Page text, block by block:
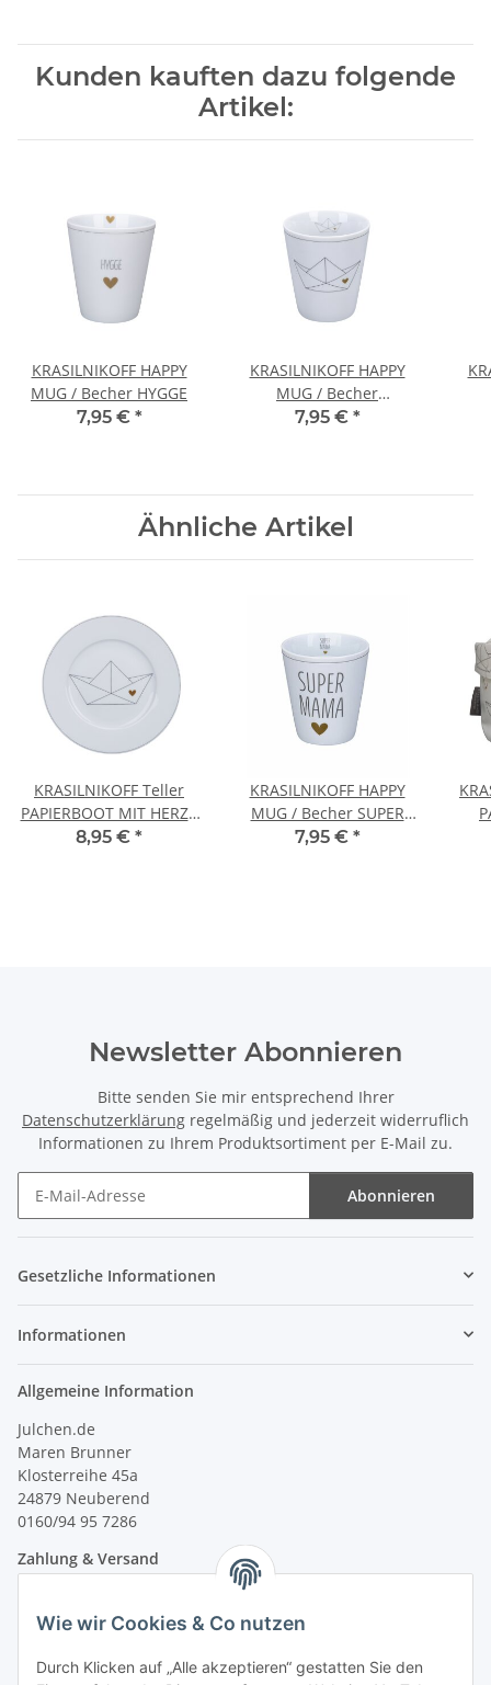
Wie wir Cookies & Co nutzen
Durch Klicken auf „Alle akzeptieren“ gestatten Sie den
Kunden kauften dazu folgende
Artikel:
KRASILNIKOFF HAPPY
MUG / Becher HYGGE
7,95 € *
KRASILNIKOFF HAPPY
MUG / Becher
PAPERBOAT WITH HEART
7,95 € *
Ähnliche Artikel
KRASILNIKOFF Teller
PAPIERBOOT MIT HERZ /
PAPER BOAT WITH
8,95 € *
KRASILNIKOFF HAPPY
MUG / Becher SUPER
MAMA
7,95 € *
Newsletter Abonnieren
Bitte senden Sie mir entsprechend Ihrer
Datenschutzerklärung regelmäßig und jederzeit widerruflich
Informationen zu Ihrem Produktsortiment per E-Mail zu.
Abonnieren
Gesetzliche Informationen
Informationen
Allgemeine Information
Julchen.de
Maren Brunner
Klosterreihe 45a
24879 Neuberend
0160/94 95 7286
Zahlung & Versand